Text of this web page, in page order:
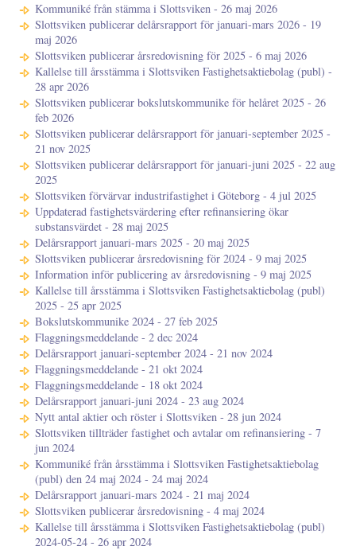
Kommuniké från stämma i Slottsviken - 26 maj 2026
Slottsviken publicerar delårsrapport för januari-mars 2026 - 19
maj 2026
Slottsviken publicerar årsredovisning för 2025 - 6 maj 2026
Kallelse till årsstämma i Slottsviken Fastighetsaktiebolag (publ) -
28 apr 2026
Slottsviken publicerar bokslutskommunike för helåret 2025 - 26
feb 2026
Slottsviken publicerar delårsrapport för januari-september 2025 -
21 nov 2025
Slottsviken publicerar delårsrapport för januari-juni 2025 - 22 aug
2025
Slottsviken förvärvar industrifastighet i Göteborg - 4 jul 2025
Uppdaterad fastighetsvärdering efter refinansiering ökar
substansvärdet - 28 maj 2025
Delårsrapport januari-mars 2025 - 20 maj 2025
Slottsviken publicerar årsredovisning för 2024 - 9 maj 2025
Information inför publicering av årsredovisning - 9 maj 2025
Kallelse till årsstämma i Slottsviken Fastighetsaktiebolag (publ)
2025 - 25 apr 2025
Bokslutskommunike 2024 - 27 feb 2025
Flaggningsmeddelande - 2 dec 2024
Delårsrapport januari-september 2024 - 21 nov 2024
Flaggningsmeddelande - 21 okt 2024
Flaggningsmeddelande - 18 okt 2024
Delårsrapport januari-juni 2024 - 23 aug 2024
Nytt antal aktier och röster i Slottsviken - 28 jun 2024
Slottsviken tillträder fastighet och avtalar om refinansiering - 7
jun 2024
Kommuniké från årsstämma i Slottsviken Fastighetsaktiebolag
(publ) den 24 maj 2024 - 24 maj 2024
Delårsrapport januari-mars 2024 - 21 maj 2024
Slottsviken publicerar årsredovisning - 4 maj 2024
Kallelse till årsstämma i Slottsviken Fastighetsaktiebolag (publ)
2024-05-24 - 26 apr 2024